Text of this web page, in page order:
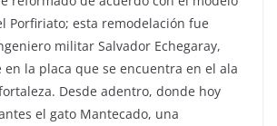
Porfiriato; esta remodelación fue
militar Salvador Echegaray,
en la placa que se encuentra en el ala
Desde adentro, donde hoy
el gato Mantecado, una